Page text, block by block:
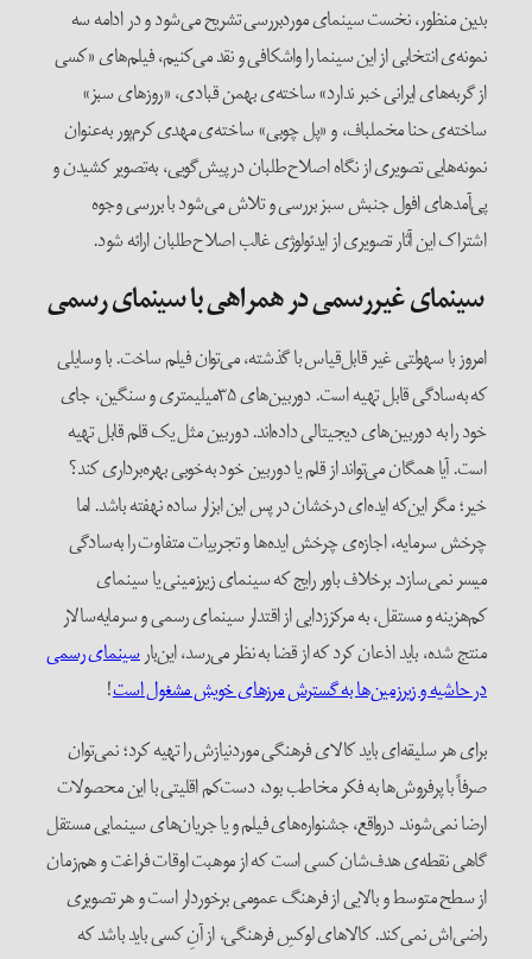
بدین منظور، نخست سینمای موردبررسی تشریح می‌شود و در ادامه سه
نمونه‌ی انتخابی از این سینما را واشکافی و نقد می‌کنیم، فیلم‌های «کسی
از گربه‌های ایرانی خبر ندارد» ساخته‌ی بهمن قبادی، «روزهای سبز»
ساخته‌ی حنا مخملباف، و «پل چوبی» ساخته‌ی مهدی کرم‌پور به‌عنوان
نمونه‌هایی تصویری از نگاه اصلاح‌طلبان در پیش‌گویی، به‌تصویر کشیدن و
پی‌آمدهای افول جنبش سبز بررسی و تلاش می‌شود با بررسی وجوه
اشتراک این آثار تصویری از ایدئولوژی غالب اصلاح‌طلبان ارائه شود.
سینمای غیررسمی در همراهی با سینمای رسمی
امروز با سهولتی غیر قابل‌قیاس با گذشته، می‌توان فیلم ساخت. با وسایلی
که به‌سادگی قابل تهیه است. دوربین‌‌های ۳۵میلیمتری و سنگین، جای
خود را به دوربین‌های دیجیتالی داده‌اند. دوربین مثل یک قلم قابل تهیه
است. آیا همگان می‌تواند از قلم یا دوربین خود به‌خوبی بهره‌برداری کند؟
خیر؛ مگر این‌که ایده‌ای درخشان در پس این ابزار ساده نهفته باشد. اما
چرخش سرمایه، اجازه‌ی چرخش ایده‌ها و تجربیات متفاوت را به‌سادگی
میسر نمی‌سازد. برخلاف باور رایج که سینمای زیرزمینی یا سینمای
کم‌هزینه و مستقل، به مرکززدایی از اقتدار سینمای رسمی و سرمایه‌سالار
منتج شده، باید اذعان کرد که از قضا به نظر می‌رسد، این‌بارسینمای رسمی
در حاشیه و زیرزمین‌ها به گسترش مرزهای خویش مشغول است!
برای هر سلیقه‌ای باید کالای فرهنگی موردنیازش را تهیه کرد؛ نمی‌توان
صرفاً با پرفروش‌ها به فکر مخاطب بود، دست‌کم اقلیتی با این محصولات
ارضا نمی‌شوند. درواقع، جشنواره‌های فیلم و یا جریان‌های سینمایی مستقل
گاهی نقطه‌ی هدف‌شان کسی است که از موهبت اوقات فراغت و هم‌زمان
از سطح متوسط و بالایی از فرهنگ عمومی برخوردار است و هر تصویری
راضی‌اش نمی‌کند. کالاهای لوکسِ فرهنگی، از آنِ کسی باید باشد که